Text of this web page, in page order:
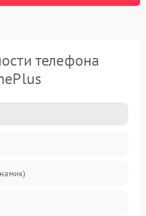
телефона